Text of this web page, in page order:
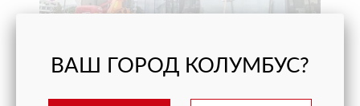
ВАШ ГОРОД КОЛУМБУС?